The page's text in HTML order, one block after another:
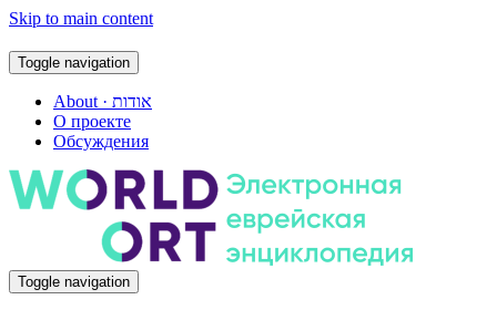
Skip to main content
Toggle navigation
About · אודות
О проекте
Обсуждения
Toggle navigation